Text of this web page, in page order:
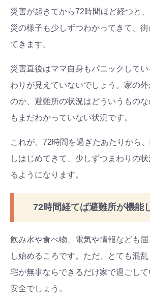
災害が起きてから72時間ほど経つと
災の様子も少しずつわかってきて、
てきます。
災害直後はママ自身もパニックして
わりが見えていないでしょう。家の
のか、避難所の状況はどういうもの
もまだわかっていない状況です。
これが、72時間を過ぎたあたりから
しはじめてきて、少しずつまわりの
るようになります。
72時間経てば避難所が機能
飲み水や食べ物、電気や情報なども
し始めるころです。ただ、とても混
宅が無事ならできるだけ家で過ごし
安全でしょう。